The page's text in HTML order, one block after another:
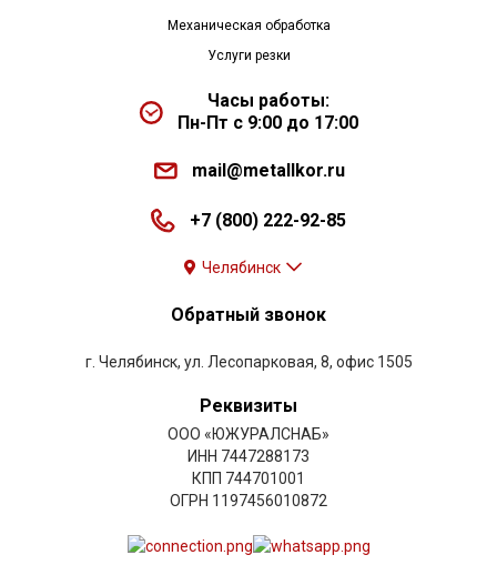
Механическая обработка
Услуги резки
Часы работы:
Пн-Пт с 9:00 до 17:00
mail@metallkor.ru
+7 (800) 222-92-85
Челябинск
Обратный звонок
г. Челябинск, ул. Лесопарковая, 8, офис 1505
Реквизиты
ООО «ЮЖУРАЛСНАБ»
ИНН 7447288173
КПП 744701001
ОГРН 1197456010872